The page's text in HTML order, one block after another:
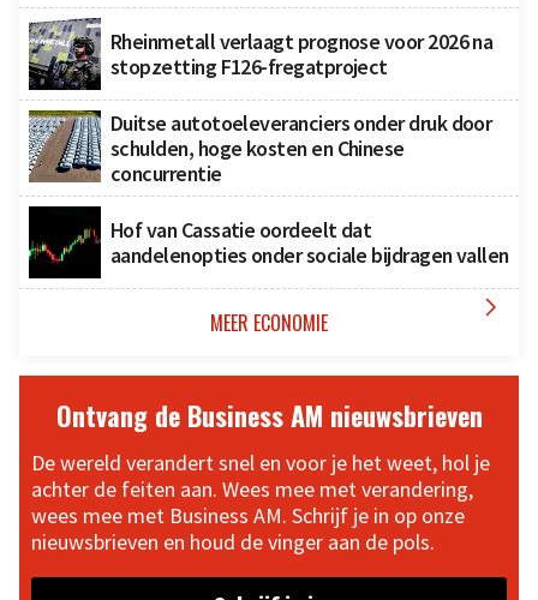
Rheinmetall verlaagt prognose voor 2026 na
stopzetting F126-fregatproject
Duitse autotoeleveranciers onder druk door
schulden, hoge kosten en Chinese
concurrentie
Hof van Cassatie oordeelt dat
aandelenopties onder sociale bijdragen vallen
MEER ECONOMIE 
Ontvang de Business AM nieuwsbrieven
De wereld verandert snel en voor je het weet, hol je
achter de feiten aan. Wees mee met verandering,
wees mee met Business AM. Schrijf je in op onze
nieuwsbrieven en houd de vinger aan de pols.